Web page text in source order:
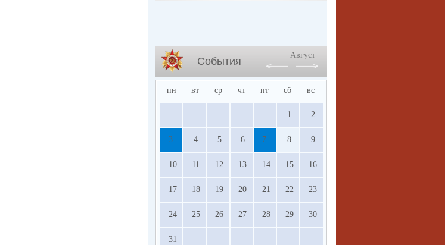
События
Август
пн вт ср чт пт сб вс
1 2
3 4 5 6 7 8 9
10 11 12 13 14 15 16
17 18 19 20 21 22 23
24 25 26 27 28 29 30
31